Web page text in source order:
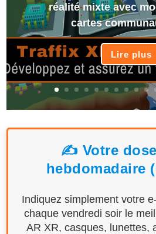
réalité mixte avec
cartes
Lire plus
✍️ Votre
hebdomadaire
Indiquez simplement votre
chaque vendredi soir le
AR XR, casques, lunettes,